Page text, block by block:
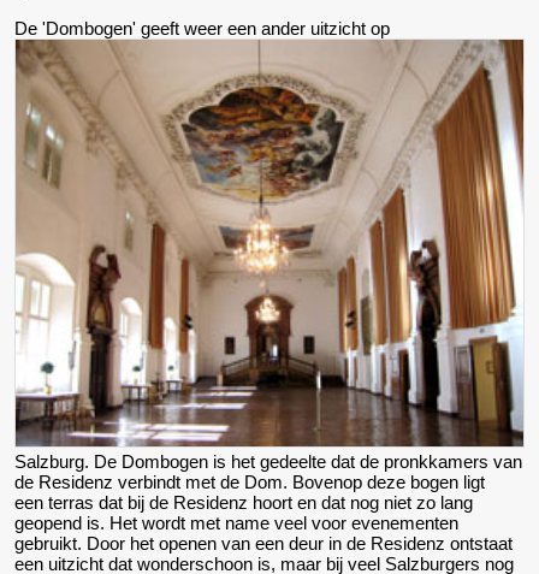
De 'Dombogen' geeft weer een ander uitzicht op
Salzburg. De Dombogen is het gedeelte dat de pronkkamers van
de Residenz verbindt met de Dom. Bovenop deze bogen ligt
een terras dat bij de Residenz hoort en dat nog niet zo lang
geopend is. Het wordt met name veel voor evenementen
gebruikt. Door het openen van een deur in de Residenz ontstaat
een uitzicht dat wonderschoon is, maar bij veel Salzburgers nog